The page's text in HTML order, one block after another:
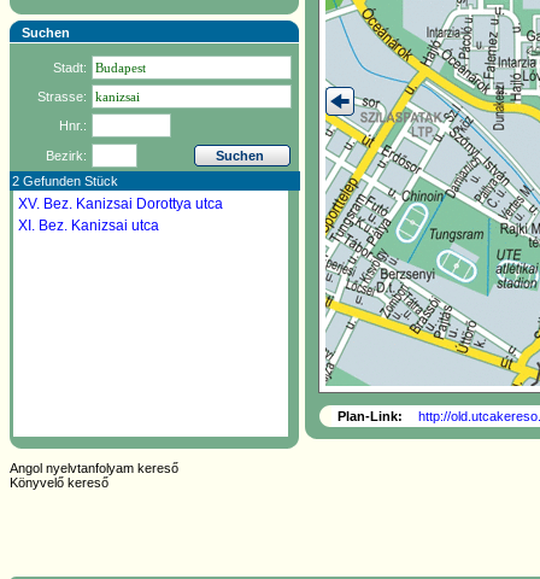
Suchen
Stadt:
Strasse:
Hnr.:
Bezirk:
2 Gefunden Stück
XV. Bez. Kanizsai Dorottya utca
XI. Bez. Kanizsai utca
Angol nyelvtanfolyam kereső
Könyvelő kereső
Plan-Link: http://